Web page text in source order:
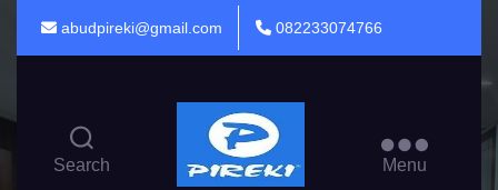
abudpireki@gmail.com 082233074766
Search
PARTISI
Menu